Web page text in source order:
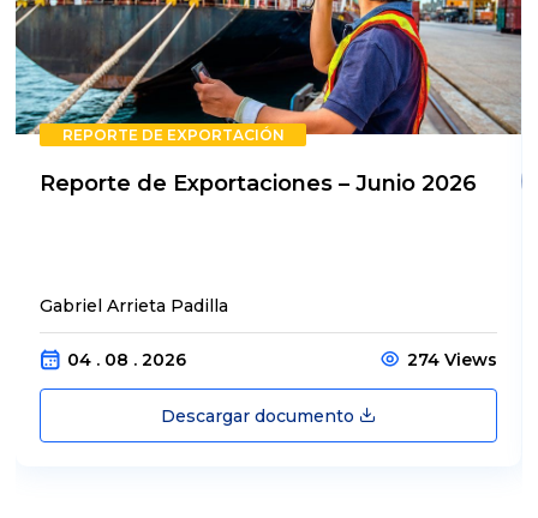
REPORTE DE EXPORTACIÓN
Reporte de Exportaciones – Junio 2026
Gabriel Arrieta Padilla
04 . 08 . 2026 274 Views
Descargar documento